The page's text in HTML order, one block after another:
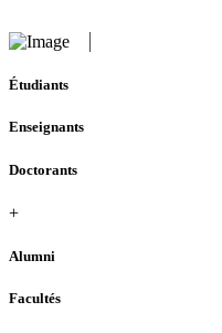
Étudiants
Enseignants
Doctorants
+
Alumni
Facultés